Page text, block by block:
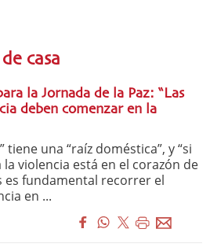
casa
la Jornada de la Paz: “Las
deben comenzar en la
tiene una “raíz doméstica”, y “si
violencia está en el corazón de
es fundamental recorrer el
en ...